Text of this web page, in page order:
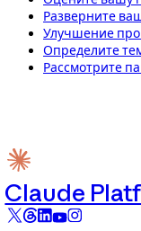
Разверните
Улучшение
Определите
Рассмотрите
Claude